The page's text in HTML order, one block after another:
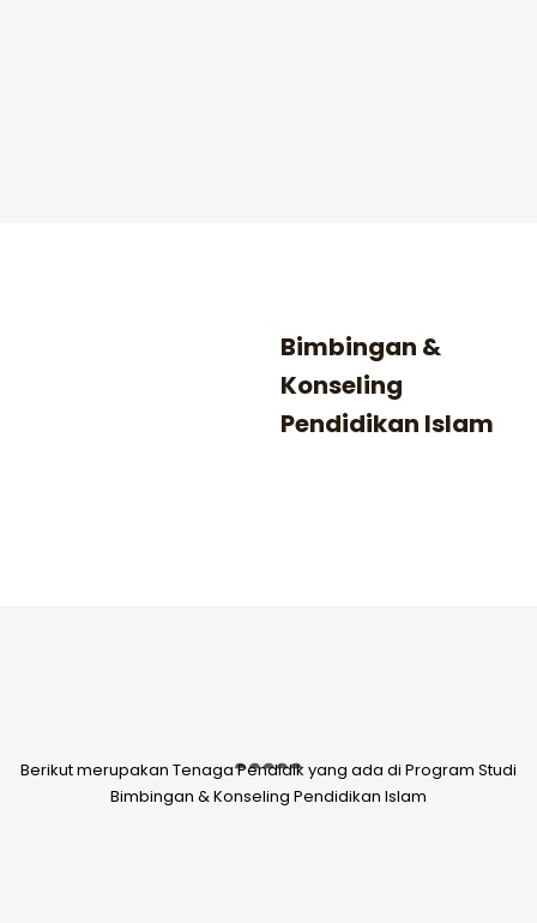
Bimbingan &
Konseling
Pendidikan Islam
Berikut merupakan Tenaga Pendidik yang ada di Program Studi
Bimbingan & Konseling Pendidikan Islam